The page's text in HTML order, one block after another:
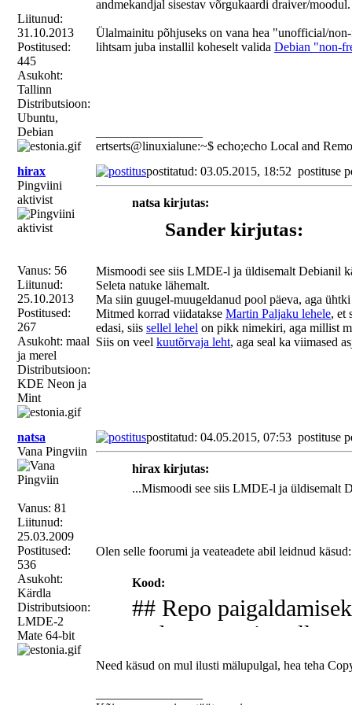
Liitunud:
31.10.2013
Postitused:
445
Asukoht:
Tallinn
Distributsioon:
Ubuntu,
Debian
andmekandjal sisestav võrgukaardi draiver/moodul.
Ülalmainitu põhjuseks on vana hea "unofficial/
lihtsam juba installil koheselt valida Debian "non-
ertserts@linuxialune:~$ echo;echo Local and
hirax
Pingviini
aktivist
Vanus: 56
Liitunud:
25.10.2013
Postitused:
267
Asukoht: maal
ja merel
Distributsioon:
KDE Neon ja
Mint
postitatud: 03.05.2015, 18:52 postituse
natsa kirjutas:
Sander kirjutas:
Kas Debiani ja ID-
on tegelenud?
leidsin viimase
(Ilmselt loll küsimus)
Proovitud! Töötab!
Mismoodi see siis LMDE-l ja üldisemalt Debianil
Seleta natuke lähemalt.
Ma siin guugel-muugeldanud pool päeva, aga
Mitmed korrad viidatakse Martin Paljaku lehele, et
edasi, siis sellel lehel on pikk nimekiri, aga millist
Siis on veel kuutõrvaja leht, aga seal ka viimased
natsa
Vana Pingviin
Vanus: 81
Liitunud:
25.03.2009
Postitused:
536
Asukoht:
Kärdla
Distributsioon:
LMDE-2
Mate 64-bit
postitatud: 04.05.2015, 07:53 postituse
hirax kirjutas:
...Mismoodi see siis LMDE-l ja üldisemalt
Olen selle foorumi ja veateadete abil leidnud käsud:
Kood:
## Repo
sudo apt-get install -
Need käsud on mul ilusti mälupulgal, hea teha